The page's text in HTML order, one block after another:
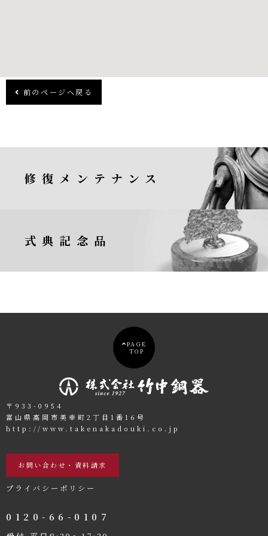
前のページへ戻る
修復メンテナンス
式典記念品
0120-66-0107
お問い合わせ・資料請求
プライバシーポリシー
〒933-0954
富山県高岡市美幸町2丁目1番16号
http://www.takenakadouki.co.jp
PAGE
TOP